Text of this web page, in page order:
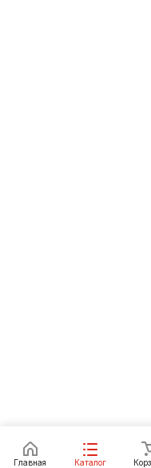
Главная Каталог